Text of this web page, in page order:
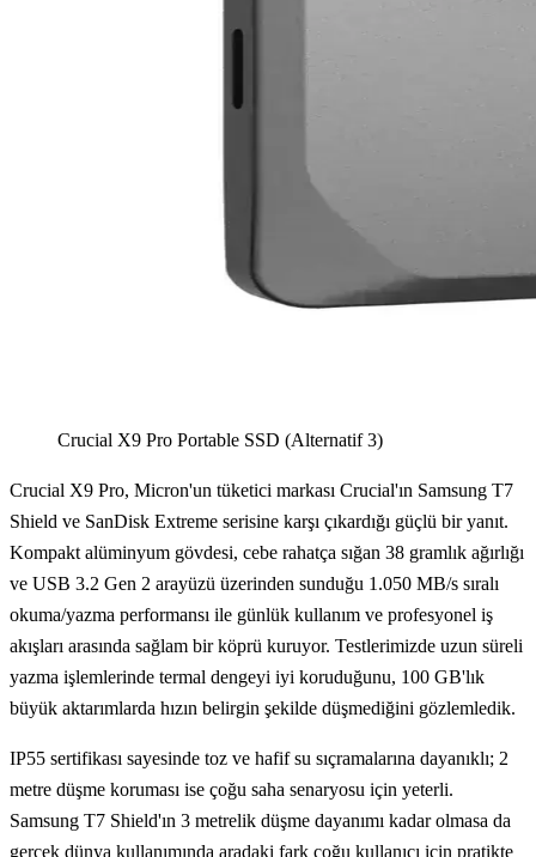
Crucial X9 Pro Portable SSD (Alternatif 3)
Crucial X9 Pro, Micron'un tüketici markası Crucial'ın Samsung T7
Shield ve SanDisk Extreme serisine karşı çıkardığı güçlü bir yanıt.
Kompakt alüminyum gövdesi, cebe rahatça sığan 38 gramlık ağırlığı
ve USB 3.2 Gen 2 arayüzü üzerinden sunduğu 1.050 MB/s sıralı
okuma/yazma performansı ile günlük kullanım ve profesyonel iş
akışları arasında sağlam bir köprü kuruyor. Testlerimizde uzun süreli
yazma işlemlerinde termal dengeyi iyi koruduğunu, 100 GB'lık
büyük aktarımlarda hızın belirgin şekilde düşmediğini gözlemledik.
IP55 sertifikası sayesinde toz ve hafif su sıçramalarına dayanıklı; 2
metre düşme koruması ise çoğu saha senaryosu için yeterli.
Samsung T7 Shield'ın 3 metrelik düşme dayanımı kadar olmasa da
gerçek dünya kullanımında aradaki fark çoğu kullanıcı için pratikte